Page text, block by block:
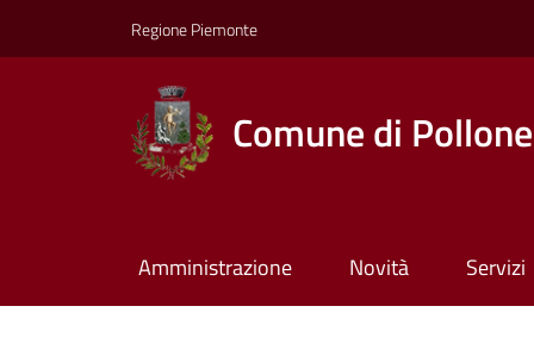
Regione Piemonte
Comune di Pollone
Amministrazione Novità Servizi